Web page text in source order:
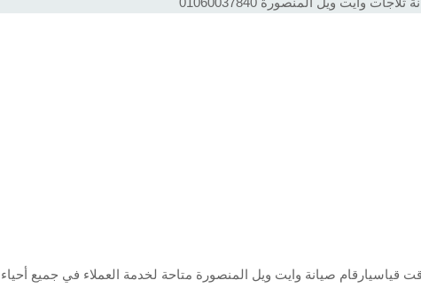
قياسيارقام صيانة وايت ويل المنصورة متاحة لخدمة العملاء في جميع أحياء